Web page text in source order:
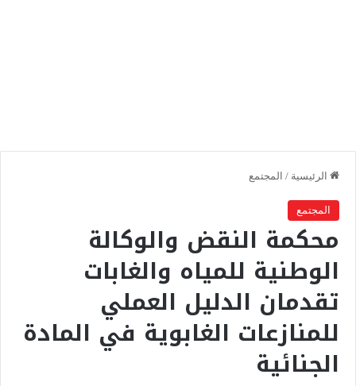
الرئيسية / المجتمع
المجتمع
محكمة النقض والوكالة
الوطنية للمياه والغابات
تقدمان الدليل العملي
للمنازعات الغابوية في المادة
الجنائية